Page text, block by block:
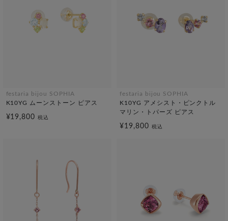
festaria bijou SOPHIA
K10YG ムーンストーン ピアス
¥19,800税込
festaria bijou SOPHIA
K10YG アメシスト・ピンクトル
マリン・トパーズ ピアス
¥19,800 税込